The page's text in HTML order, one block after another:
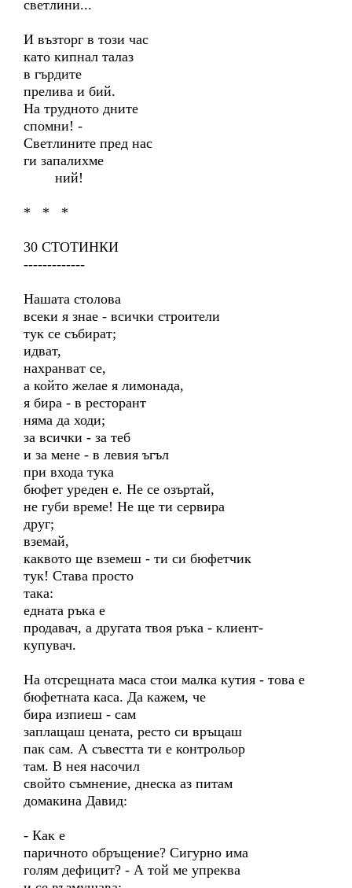
светлини...
И възторг в този час
като кипнал талаз
в гърдите
прелива и бий.
На трудното дните
спомни! -
Светлините пред нас
ги запалихме
ний!
* * *
30 СТОТИНКИ
-------------
Нашата столова
всеки я знае - всички строители
тук се събират;
идват,
нахранват се,
а който желае я лимонада,
я бира - в ресторант
няма да ходи;
за всички - за теб
и за мене - в левия ъгъл
при входа тука
бюфет уреден е. Не се озъртай,
не губи време! Не ще ти сервира
друг;
вземай,
каквото ще вземеш - ти си бюфетчик
тук! Става просто
така:
едната ръка е
продавач, а другата твоя ръка - клиент-
купувач.
На отсрещната маса стои малка кутия - това е
бюфетната каса. Да кажем, че
бира изпиеш - сам
заплащаш цената, ресто си връщаш
пак сам. А съвестта ти е контрольор
там. В нея насочил
свойто съмнение, днеска аз питам
домакина Давид:
- Как е
паричното обръщение? Сигурно има
голям дефицит? - А той ме упреква